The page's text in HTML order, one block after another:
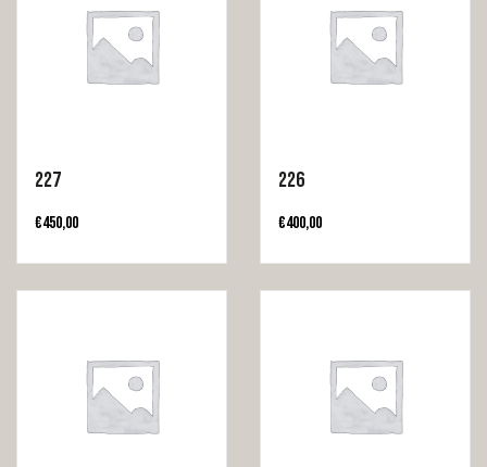
227
€450,00
226
€400,00